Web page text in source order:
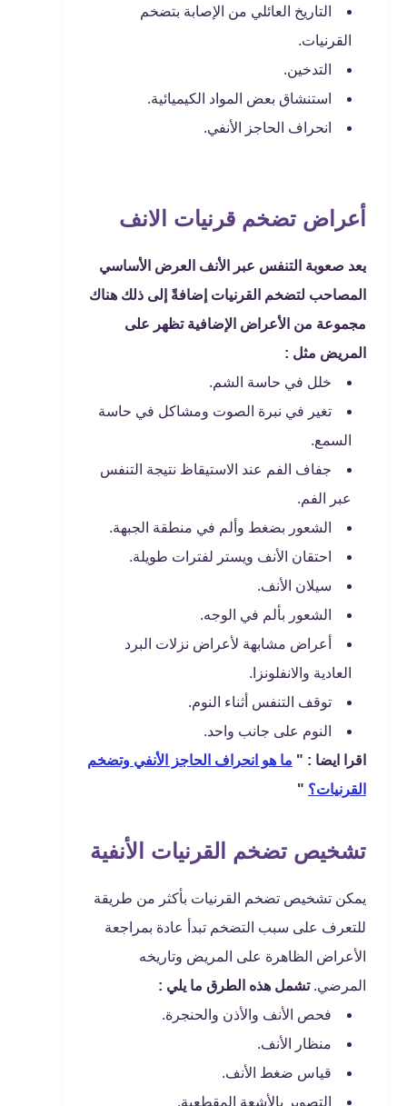
التاريخ العائلي من الإصابة بتضخم
القرنيات.
التدخين.
استنشاق بعض المواد الكيميائية.
انحراف الحاجز الأنفي.
أعراض تضخم قرنيات الانف
يعد صعوبة التنفس عبر الأنف العرض الأساسي
المصاحب لتضخم القرنيات إضافةً إلى ذلك هناك
مجموعة من الأعراض الإضافية تظهر على
المريض مثل :
خلل في حاسة الشم.
تغير في نبرة الصوت ومشاكل في حاسة
السمع.
جفاف الفم عند الاستيقاظ نتيجة التنفس
عبر الفم.
الشعور بضغط وألم في منطقة الجبهة.
احتقان الأنف ويستر لفترات طويلة.
سيلان الأنف.
الشعور بألم في الوجه.
أعراض مشابهة لأعراض نزلات البرد
العادية والانفلونزا.
توقف التنفس أثناء النوم.
النوم على جانب واحد.
اقرا ايضا : " ما هو انحراف الحاجز الأنفي وتضخم
القرنيات؟ "
تشخيص تضخم القرنيات الأنفية
يمكن تشخيص تضخم القرنيات بأكثر من طريقة
للتعرف على سبب التضخم تبدأ عادة بمراجعة
الأعراض الظاهرة على المريض وتاريخه
المرضي.تشمل هذه الطرق ما يلي :
فحص الأنف والأذن والحنجرة.
منظار الأنف.
قياس ضغط الأنف.
التصوير بالأشعة المقطعية.